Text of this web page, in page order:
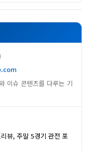
이슈 콘텐츠를 다루는 기
뷰, 주말 5경기 관전 포